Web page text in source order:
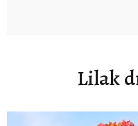
Lilak